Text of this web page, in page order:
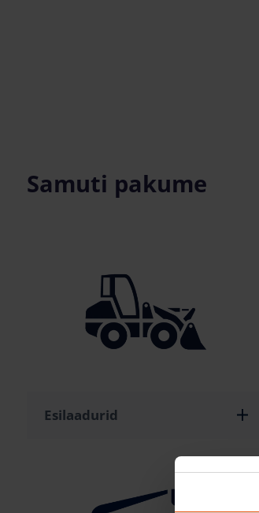
Samuti pakume
Esilaadurid